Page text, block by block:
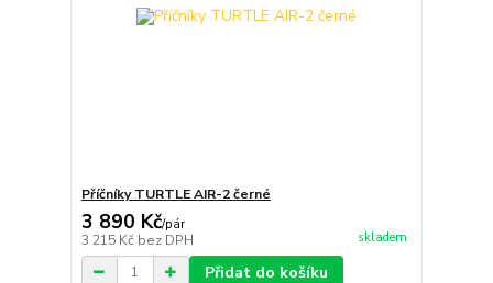
Příčníky TURTLE AIR-2 černé
3 890 Kč/pár
3 215 Kč bez DPH skladem
Přidat do košíku